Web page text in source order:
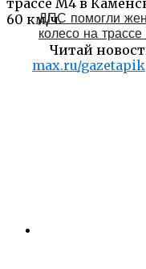
трассе М4 в
60 км/ч.
Читай
max.ru/gazetapik
ДПС помогли
колесо на